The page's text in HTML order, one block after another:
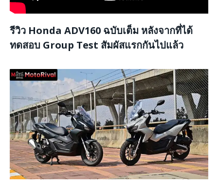
รีวิว Honda ADV160 ฉบับเต็ม หลังจากที่ได้
ทดสอบ Group Test สัมผัสแรกกันไปแล้ว